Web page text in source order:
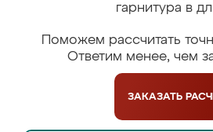
гарнитура в
Поможем рассчитать
Ответим менее, чем
ЗАКАЗАТЬ